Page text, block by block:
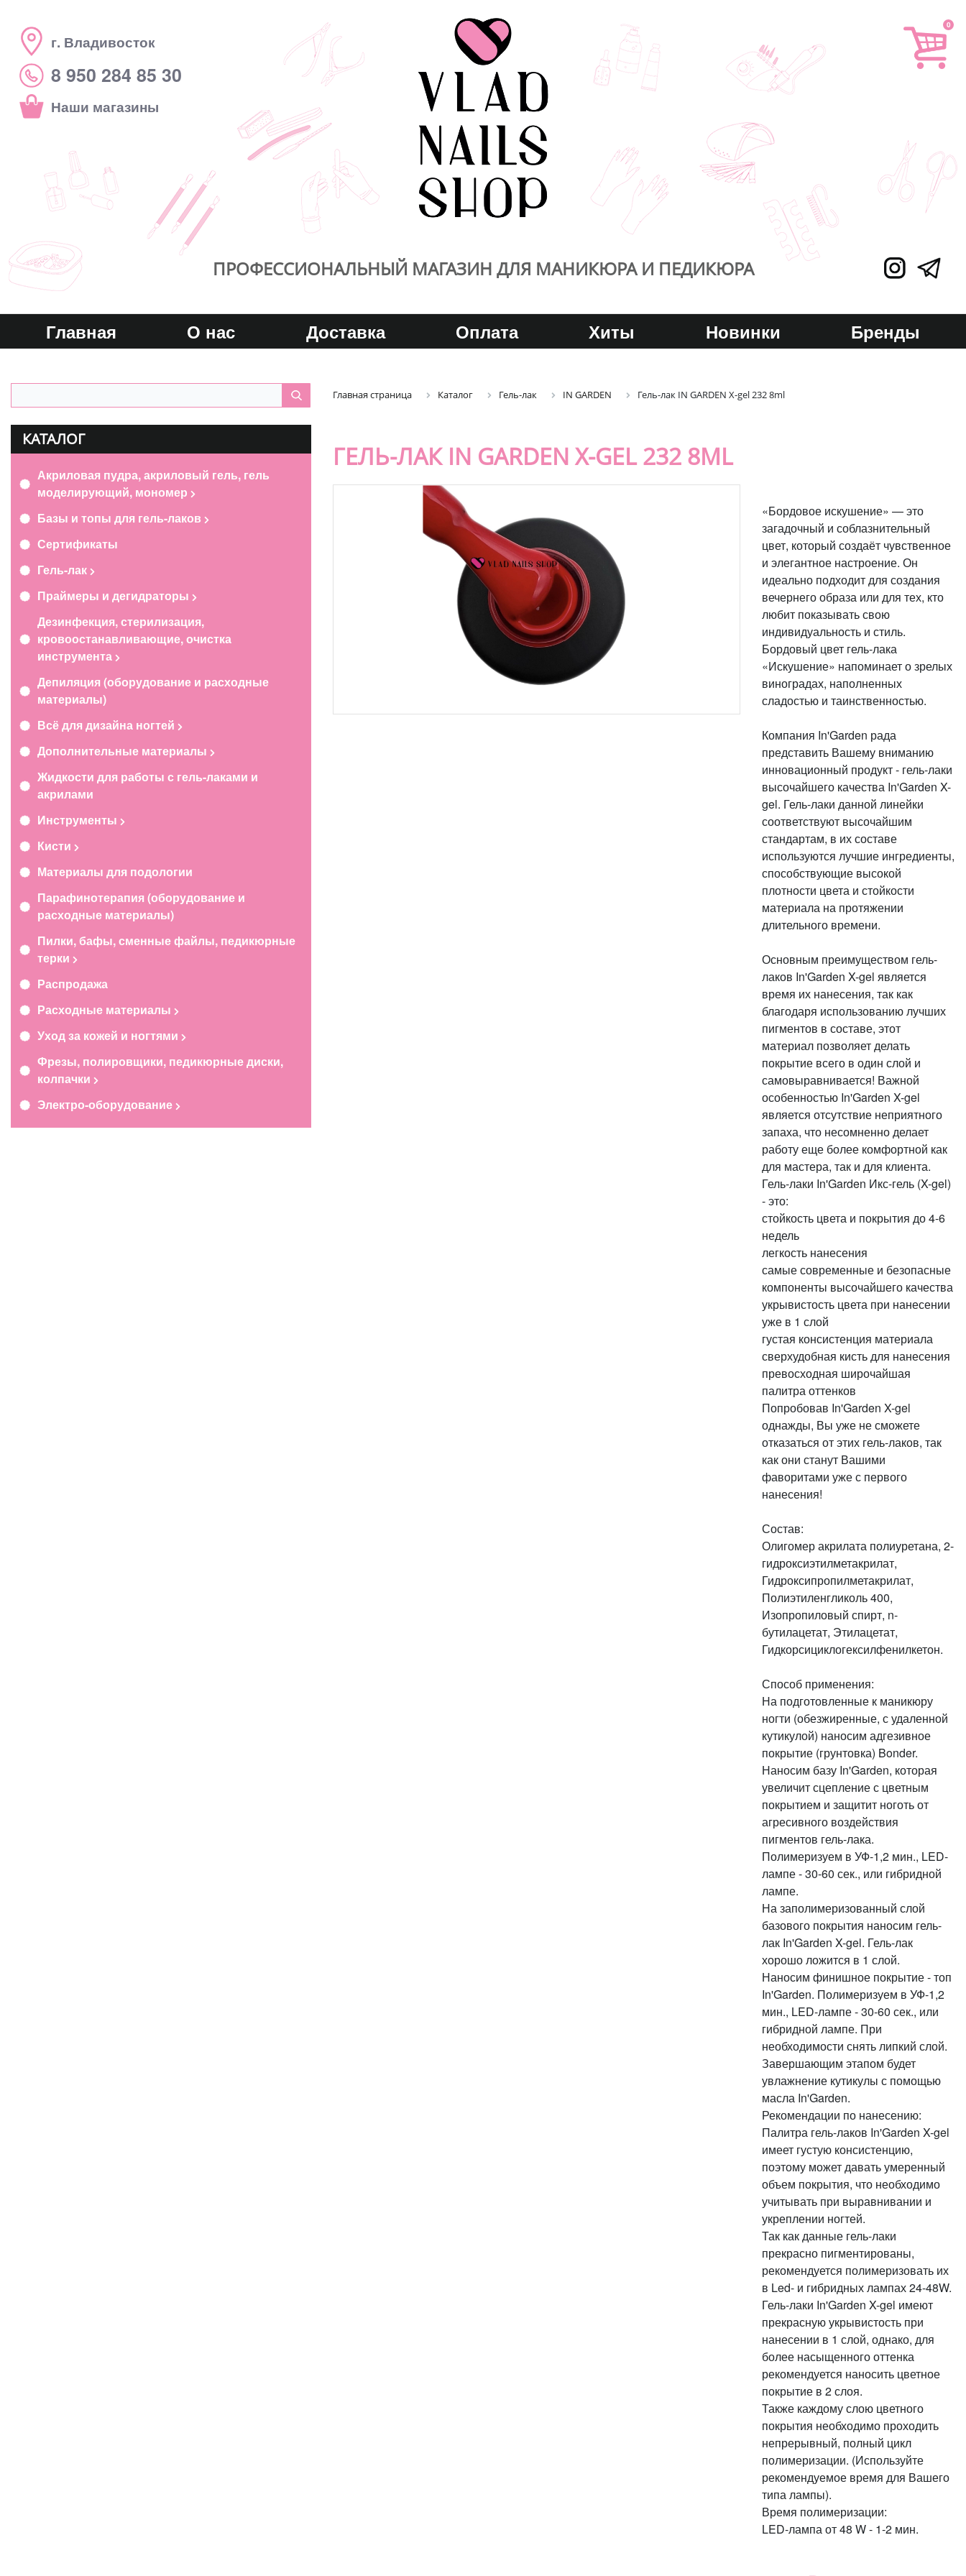
г. Владивосток
8 950 284 85 30
Наши магазины
0
ПРОФЕССИОНАЛЬНЫЙ МАГАЗИН ДЛЯ МАНИКЮРА И ПЕДИКЮРА
Главная О нас Доставка Оплата Хиты Новинки Бренды
Главная страница Каталог Гель-лак IN GARDEN Гель-лак IN GARDEN X-gel 232 8ml
КАТАЛОГ
Акриловая пудра, акриловый гель, гель
моделирующий, мономер
Базы и топы для гель-лаков
Сертификаты
Гель-лак
Праймеры и дегидраторы
Дезинфекция, стерилизация,
кровоостанавливающие, очистка
инструмента
Депиляция (оборудование и расходные
материалы)
Всё для дизайна ногтей
Дополнительные материалы
Жидкости для работы с гель-лаками и
акрилами
Инструменты
Кисти
Материалы для подологии
Парафинотерапия (оборудование и
расходные материалы)
Пилки, бафы, сменные файлы, педикюрные
терки
Распродажа
Расходные материалы
Уход за кожей и ногтями
Фрезы, полировщики, педикюрные диски,
колпачки
Электро-оборудование
ГЕЛЬ-ЛАК IN GARDEN X-GEL 232 8ML
«Бордовое искушение» — это
загадочный и соблазнительный
цвет, который создаёт чувственное
и элегантное настроение. Он
идеально подходит для создания
вечернего образа или для тех, кто
любит показывать свою
индивидуальность и стиль.
Бордовый цвет гель-лака
«Искушение» напоминает о зрелых
виноградах, наполненных
сладостью и таинственностью.
Компания In'Garden рада
представить Вашему вниманию
инновационный продукт - гель-лаки
высочайшего качества In'Garden X-
gel. Гель-лаки данной линейки
соответствуют высочайшим
стандартам, в их составе
используются лучшие ингредиенты,
способствующие высокой
плотности цвета и стойкости
материала на протяжении
длительного времени.
Основным преимуществом гель-
лаков In'Garden X-gel является
время их нанесения, так как
благодаря использованию лучших
пигментов в составе, этот
материал позволяет делать
покрытие всего в один слой и
самовыравнивается! Важной
особенностью In'Garden X-gel
является отсутствие неприятного
запаха, что несомненно делает
работу еще более комфортной как
для мастера, так и для клиента.
Гель-лаки In'Garden Икс-гель (X-gel)
- это:
стойкость цвета и покрытия до 4-6
недель
легкость нанесения
самые современные и безопасные
компоненты высочайшего качества
укрывистость цвета при нанесении
уже в 1 слой
густая консистенция материала
сверхудобная кисть для нанесения
превосходная широчайшая
палитра оттенков
Попробовав In'Garden X-gel
однажды, Вы уже не сможете
отказаться от этих гель-лаков, так
как они станут Вашими
фаворитами уже с первого
нанесения!
Состав:
Олигомер акрилата полиуретана, 2-
гидроксиэтилметакрилат,
Гидроксипропилметакрилат,
Полиэтиленгликоль 400,
Изопропиловый спирт, n-
бутилацетат, Этилацетат,
Гидкорсициклогексилфенилкетон.
Способ применения:
На подготовленные к маникюру
ногти (обезжиренные, с удаленной
кутикулой) наносим адгезивное
покрытие (грунтовка) Bonder.
Наносим базу In'Garden, которая
увеличит сцепление с цветным
покрытием и защитит ноготь от
агресивного воздействия
пигментов гель-лака.
Полимеризуем в УФ-1,2 мин., LED-
лампе - 30-60 сек., или гибридной
лампе.
На заполимеризованный слой
базового покрытия наносим гель-
лак In'Garden X-gel. Гель-лак
хорошо ложится в 1 слой.
Наносим финишное покрытие - топ
In'Garden. Полимеризуем в УФ-1,2
мин., LED-лампе - 30-60 сек., или
гибридной лампе. При
необходимости снять липкий слой.
Завершающим этапом будет
увлажнение кутикулы с помощью
масла In'Garden.
Рекомендации по нанесению:
Палитра гель-лаков In'Garden X-gel
имеет густую консистенцию,
поэтому может давать умеренный
объем покрытия, что необходимо
учитывать при выравнивании и
укреплении ногтей.
Так как данные гель-лаки
прекрасно пигментированы,
рекомендуется полимеризовать их
в Led- и гибридных лампах 24-48W.
Гель-лаки In'Garden X-gel имеют
прекрасную укрывистость при
нанесении в 1 слой, однако, для
более насыщенного оттенка
рекомендуется наносить цветное
покрытие в 2 слоя.
Также каждому слою цветного
покрытия необходимо проходить
непрерывный, полный цикл
полимеризации. (Используйте
рекомендуемое время для Вашего
типа лампы).
Время полимеризации:
LED-лампа от 48 W - 1-2 мин.